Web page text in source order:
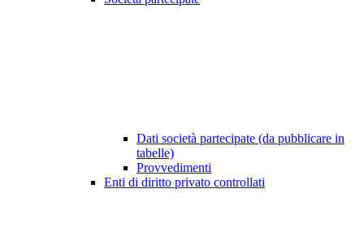
Dati società partecipate (da pubblicare in
tabelle)
Provvedimenti
Enti di diritto privato controllati